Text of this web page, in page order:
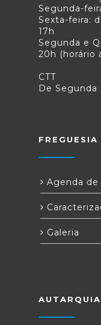
Segunda-
Sexta-feira:
17h
Segunda e
20h (horário
CTT
De Segunda
FREGUESIA
Agenda
Galeria
AUTARQUIA